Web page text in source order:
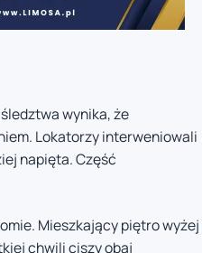
wynika, że
Lokatorzy interweniowali
napięta. Część
Mieszkający piętro wyżej
chwili ciszy obaj